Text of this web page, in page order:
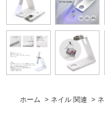
ホーム > ネイル 関連 >